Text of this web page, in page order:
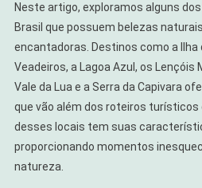
Neste artigo, exploramos alguns
Brasil que possuem belezas
encantadoras. Destinos como a Ilha
Veadeiros, a Lagoa Azul, os Lençóis
Vale da Lua e a Serra da Capivara
que vão além dos roteiros turísticos
desses locais tem suas
proporcionando momentos
natureza.